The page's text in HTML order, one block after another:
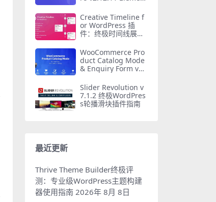
下载
Creative Timeline f
or WordPress 插
件：终极时间线展示
WooCommerce Pro
duct Catalog Mode
& Enquiry Form v1.
Slider Revolution v
7.1.2 终极WordPres
s轮播滑块插件指南
最近更新
Thrive Theme Builder终极评
测：专业级WordPress主题构建
器使用指南 2026年 8月 8日